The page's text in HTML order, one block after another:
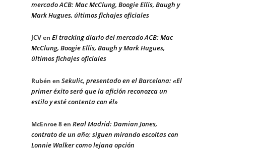
mercado ACB: Mac McClung, Boogie Ellis, Baugh y
Mark Hugues, últimos fichajes oficiales
JCVen El tracking diario del mercado ACB: Mac
McClung, Boogie Ellis, Baugh y Mark Hugues,
últimos fichajes oficiales
Rubén en Sekulic, presentado en el Barcelona: «El
primer éxito será que la afición reconozca un
estilo y esté contenta con él»
McEnroe 8en Real Madrid: Damian Jones,
contrato de un año; siguen mirando escoltas con
Lonnie Walker como lejana opción